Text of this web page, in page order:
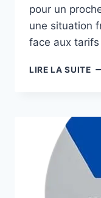
pour un
une situation
face aux
LIRE LA SUITE